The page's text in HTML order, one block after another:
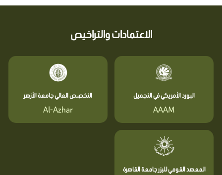
الاعتمادات والتراخيص
البورد الأمريكي في التجميل
AAAM
التخصص العالي جامعة الأزهر
Al-Azhar
المعهد القومي لليزر جامعة القاهرة